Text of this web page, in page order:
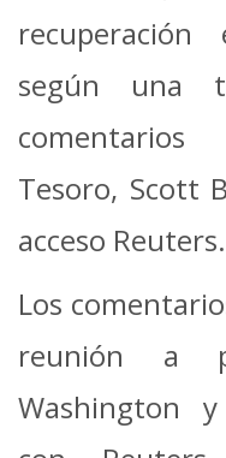
recuperación
según una
Tesoro, Scott
acceso Reuters.
Los
reunión a
Washington